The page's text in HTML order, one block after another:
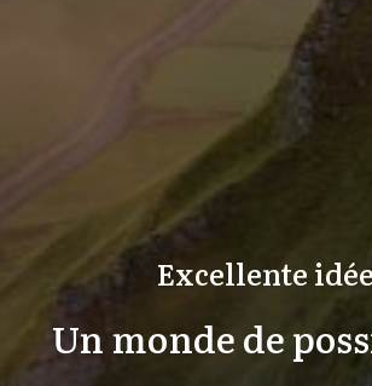
Excellente
Un monde de